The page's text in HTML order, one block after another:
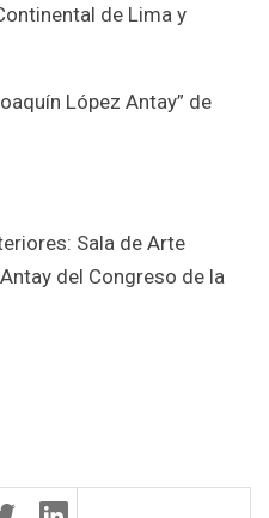
de Lima y
López Antay” de
Sala de Arte
del Congreso de la